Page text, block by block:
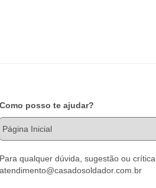
Como posso te ajudar?
Para qualquer dúvida, sugestão ou
atendimento@casadosoldador.com.br